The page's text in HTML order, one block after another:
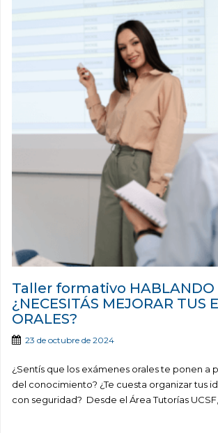
Taller formativo HABLANDO
¿NECESITÁS MEJORAR TUS
ORALES?
23 de octubre de 2024
¿Sentís que los exámenes orales te ponen a
del conocimiento? ¿Te cuesta organizar tus
con seguridad? Desde el Área Tutorías